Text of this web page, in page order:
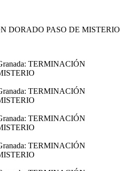
DORADO PASO DE MISTERIO